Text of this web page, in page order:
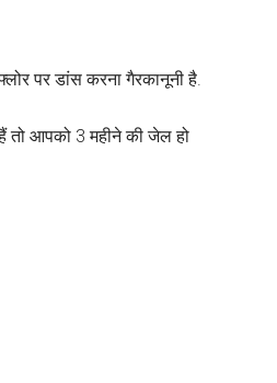
पर डांस करना गैरकानूनी है.
तो आपको 3 महीने की जेल हो